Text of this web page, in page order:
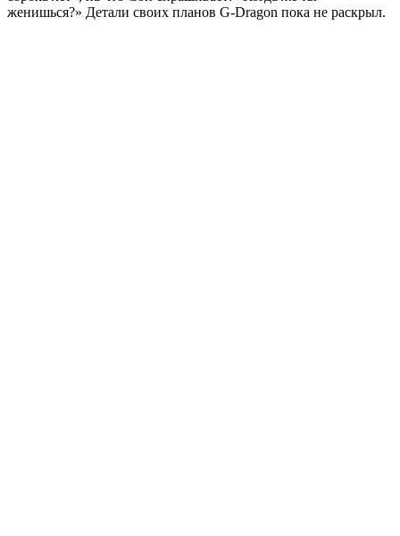
женишься?» Детали своих планов G-Dragon пока не раскрыл.